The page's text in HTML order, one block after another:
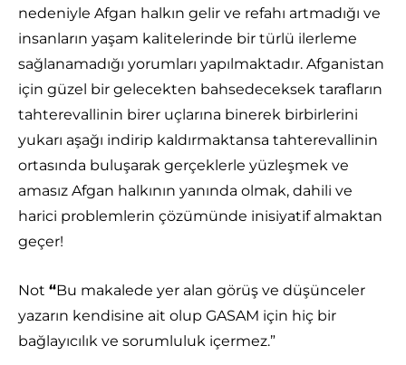
nedeniyle Afgan halkın gelir ve refahı artmadığı ve
insanların yaşam kalitelerinde bir türlü ilerleme
sağlanamadığı yorumları yapılmaktadır. Afganistan
için güzel bir gelecekten bahsedeceksek tarafların
tahterevallinin birer uçlarına binerek birbirlerini
yukarı aşağı indirip kaldırmaktansa tahterevallinin
ortasında buluşarak gerçeklerle yüzleşmek ve
amasız Afgan halkının yanında olmak, dahili ve
harici problemlerin çözümünde inisiyatif almaktan
geçer!
Not “Bu makalede yer alan görüş ve düşünceler
yazarın kendisine ait olup GASAM için hiç bir
bağlayıcılık ve sorumluluk içermez.”